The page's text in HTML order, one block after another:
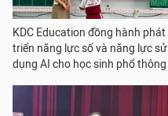
KDC Education đồng hành phát
triển năng lực số và năng lực sử
dụng AI cho học sinh phổ thông